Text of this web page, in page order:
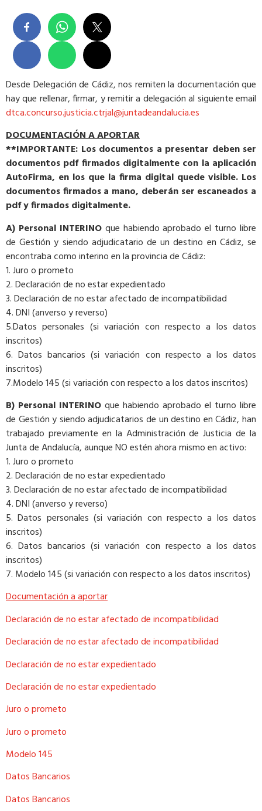
Desde Delegación de Cádiz, nos remiten la documentación que
hay que rellenar, firmar, y remitir a delegación al siguiente email
dtca.concurso.justicia.ctrjal@juntadeandalucia.es
DOCUMENTACIÓN A APORTAR
**IMPORTANTE: Los documentos a presentar deben ser
documentos pdf firmados digitalmente con la aplicación
AutoFirma, en los que la firma digital quede visible. Los
documentos firmados a mano, deberán ser escaneados a
pdf y firmados digitalmente.
A) Personal INTERINOque habiendo aprobado el turno libre
de Gestión y siendo adjudicatario de un destino en Cádiz, se
encontraba como interino en la provincia de Cádiz:
1. Juro o prometo
2. Declaración de no estar expedientado
3. Declaración de no estar afectado de incompatibilidad
4. DNI (anverso y reverso)
5.Datos personales (si variación con respecto a los datos
inscritos)
6. Datos bancarios (si variación con respecto a los datos
inscritos)
7.Modelo 145 (si variación con respecto a los datos inscritos)
B) Personal INTERINO que habiendo aprobado el turno libre
de Gestión y siendo adjudicatarios de un destino en Cádiz, han
trabajado previamente en la Administración de Justicia de la
Junta de Andalucía, aunque NO estén ahora mismo en activo:
1. Juro o prometo
2. Declaración de no estar expedientado
3. Declaración de no estar afectado de incompatibilidad
4. DNI (anverso y reverso)
5. Datos personales (si variación con respecto a los datos
inscritos)
6. Datos bancarios (si variación con respecto a los datos
inscritos)
7. Modelo 145 (si variación con respecto a los datos inscritos)
Documentación a aportar
Declaración de no estar afectado de incompatibilidad
Declaración de no estar afectado de incompatibilidad
Declaración de no estar expedientado
Declaración de no estar expedientado
Juro o prometo
Juro o prometo
Modelo 145
Datos Bancarios
Datos Bancarios